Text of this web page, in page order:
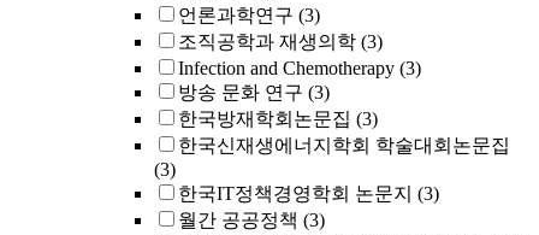
언론과학연구 (3)
조직공학과 재생의학 (3)
Infection and Chemotherapy (3)
방송 문화 연구 (3)
한국방재학회논문집 (3)
한국신재생에너지학회 학술대회논문집
(3)
한국IT정책경영학회 논문지 (3)
월간 공공정책 (3)